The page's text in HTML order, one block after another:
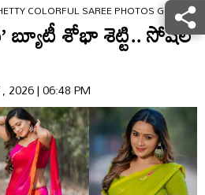
COLORFUL SAREE PHOTOS GO
బ్యూటీ శోభా శెట్టి.. సోషల్
2026 | 06:48 PM